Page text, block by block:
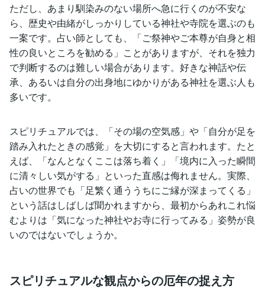
ただし、あまり馴染みのない場所へ急に行くのが不安な
ら、歴史や由緒がしっかりしている神社や寺院を選ぶのも
一案です。占い師としても、「ご祭神やご本尊が自身と相
性の良いところを勧める」ことがありますが、それを独力
で判断するのは難しい場合があります。好きな神話や伝
承、あるいは自分の出身地にゆかりがある神社を選ぶ人も
多いです。
スピリチュアルでは、「その場の空気感」や「自分が足を
踏み入れたときの感覚」を大切にすると言われます。たと
えば、「なんとなくここは落ち着く」「境内に入った瞬間
に清々しい気がする」といった直感は侮れません。実際、
占いの世界でも「足繁く通ううちにご縁が深まってくる」
という話はしばしば聞かれますから、最初からあれこれ悩
むよりは「気になった神社やお寺に行ってみる」姿勢が良
いのではないでしょうか。
スピリチュアルな観点からの厄年の捉え方